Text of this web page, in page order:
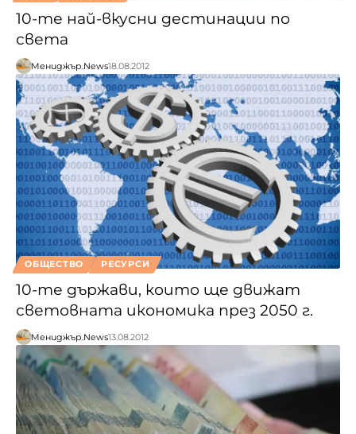
10-те най-вкусни дестинации по
света
Мениджър.News18.08.2012
ОБЩЕСТВО РЕСУРСИ
10-те държави, които ще движат
световната икономика през 2050 г.
Мениджър.News13.08.2012